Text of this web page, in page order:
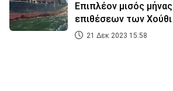
Επιπλέον μισός
επιθέσεων των Χούθι
21 Δεκ 2023 15:58